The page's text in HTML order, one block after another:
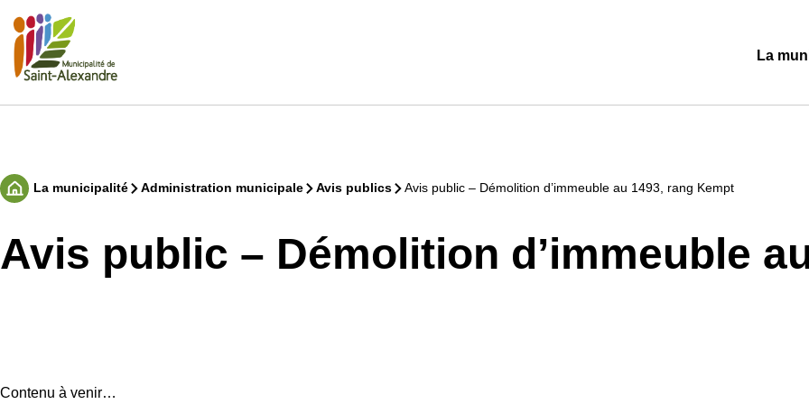
au
contenu
La
Ouvrir/
sous-
Accueil La municipalité Administration municipale Avis publics Avis public – Démolition d’immeuble au 1493, rang Kempt
Avis public – Démolition d’immeuble
Contenu à venir…